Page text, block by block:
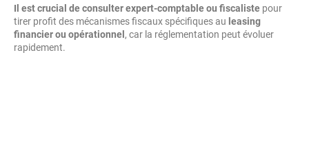
Il est crucial de consulter expert-comptable ou fiscaliste pour
tirer profit des mécanismes fiscaux spécifiques au leasing
financier ou opérationnel , car la réglementation peut évoluer
rapidement.